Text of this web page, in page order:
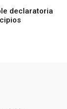
declaratoria